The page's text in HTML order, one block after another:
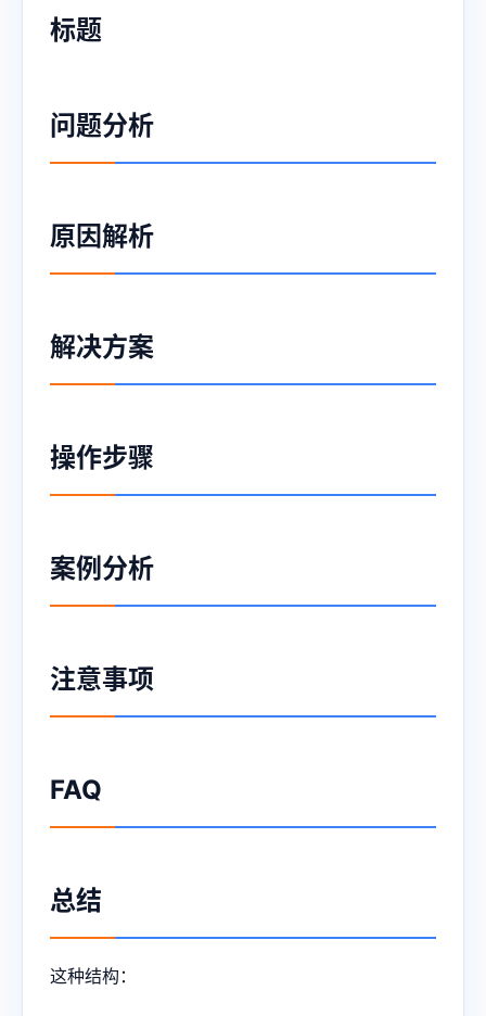
标题
问题分析
原因解析
解决方案
操作步骤
案例分析
注意事项
FAQ
总结
这种结构：